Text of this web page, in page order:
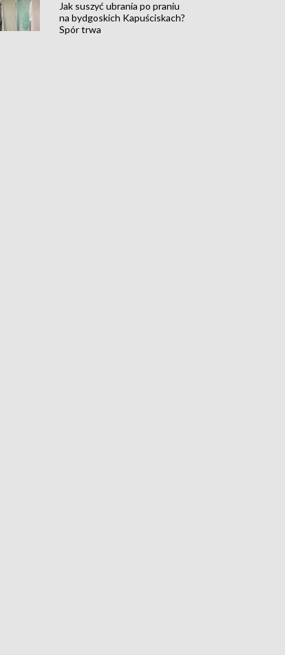
Jak suszyć ubrania po praniu
na bydgoskich Kapuściskach?
Spór trwa